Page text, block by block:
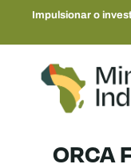
Impulsionar o
ORCA